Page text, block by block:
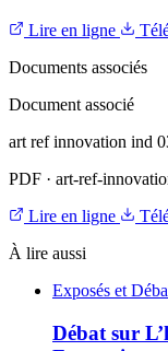
Lire en ligne
Documents associés
Document associé
art ref innovation ind
PDF · art-ref-
Lire en ligne
À lire aussi
Exposés et
Débat sur